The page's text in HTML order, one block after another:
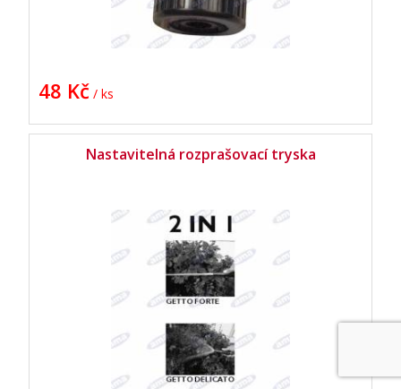
48 Kč / ks
Nastavitelná rozprašovací tryska